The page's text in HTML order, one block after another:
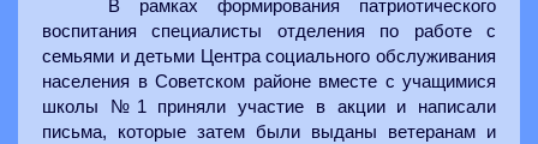
В рамках формирования патриотического
воспитания специалисты отделения по работе с
семьями и детьми Центра социального обслуживания
населения в Советском районе вместе с учащимися
школы №1 приняли участие в акции и написали
письма, которые затем были выданы ветеранам и